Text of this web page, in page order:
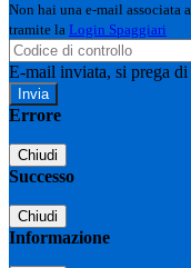
Non hai una e-mail associata
tramite la Login Spaggiari
E-mail inviata, si prega
Errore
Chiudi
Successo
Chiudi
Informazione